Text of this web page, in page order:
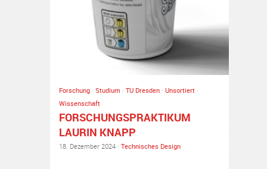
Forschung · Studium · TU Dresden · Unsortiert ·
Wissenschaft
FORSCHUNGSPRAKTIKUM
LAURIN KNAPP
18. Dezember 2024 · Technisches Design